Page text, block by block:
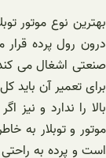
بهترین نوع موتور
درون رول پرده
صنعتی اشغال می
برای تعمیر آن باید
بالا را ندارد و
موتور و توبلار به
است و پرده به